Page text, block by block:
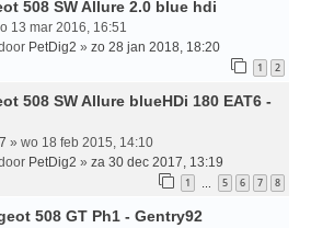
508 SW Allure 2.0 blue hdi
13 mar 2016, 16:51
PetDig2 » zo 28 jan 2018, 18:20
1 2
508 SW Allure blueHDi 180 EAT6 -
» wo 18 feb 2015, 14:10
PetDig2 » za 30 dec 2017, 13:19
1 … 5 6 7 8
508 GT Ph1 - Gentry92